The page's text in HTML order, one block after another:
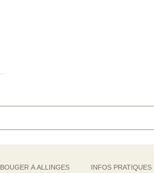
BOUGER À ALLINGES
INFOS PRATIQUES